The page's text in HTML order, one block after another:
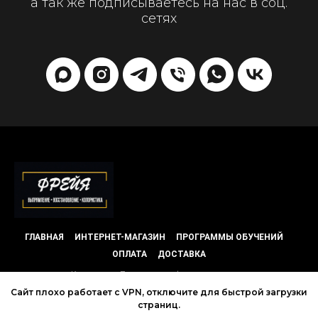
Сайт плохо работает с VPN, отключите для быстрой загрузки
страниц.
сетях
ГЛАВНАЯ ИНТЕРНЕТ-МАГАЗИН
ПРОГРАММЫ ОБУЧЕНИЙ
ОПЛАТА
ДОСТАВКА
Контакты Политика конфиденциальности